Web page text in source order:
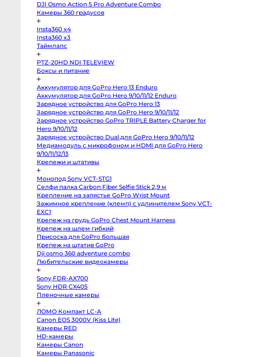
Hasselblad
Canon
5D
6D
Canon
650D
Nikon
D850
Nikon
D800
D750
Canon
5D
и
кинокамеры
Kinefinity
mavo
mark2
Blackmagic
Cinema
Camera
6K
FF
L-
Mount
Blackmagic
Pocket
4K
Pro
DJI Osmo Action 5 Pro Adventure Combo
Камеры 360 градусов
Insta360 x4
Insta360 x3
Таймлапс
PTZ-20HD NDI TELEVIEW
Боксы и питание
Аккумулятор для GoPro Hero 13 Enduro
Аккумулятор для GoPro Hero 9/10/11/12 Enduro
Зарядное устройство для GoPro Hero 13
Зарядное устройство для GoPro Hero 9/10/11/12
Зарядное устройство GoPro TRIPLE Battery Charger for
Hero 9/10/11/12
Зарядное устройство Dual для GoPro Hero 9/10/11/12
Медиамодуль с микрофоном и HDMI для GoPro Hero
9/10/11/12/13
Крепежи и штативы
Монопод Sony VCT-STG1
Селфи палка Carbon Fiber Selfie Stick 2,9 м
Крепление на запястье GoPro Wrist Mount
Зажимное крепление (клемп) с удлинителем Sony VCT-
EXC1
Крепеж на грудь GoPro Chest Mount Harness
Крепеж на шлем гибкий
Присоска для GoPro большая
Крепеж на штатив GoPro
Dji osmo 360 adventure combo
Любительские видеокамеры
Sony FDR-AX700
Sony HDR CX405
Пленочные камеры
ЛОМО Компакт LC-A
Canon EOS 3000V (Kiss Lite)
Камеры RED
HD-камеры
Камеры Canon
Камеры Panasonic